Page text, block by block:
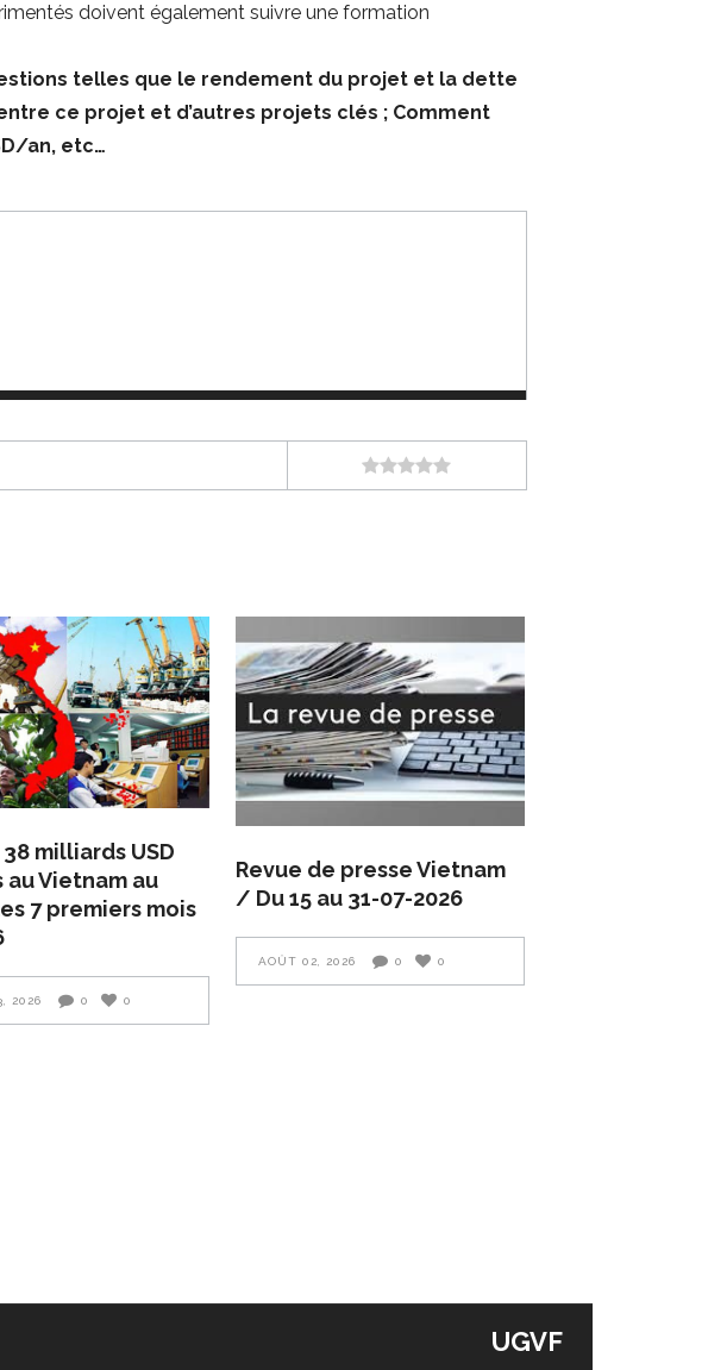
doivent également suivre une formation
telles que le rendement du projet et la dette
ce projet et d’autres projets clés ; Comment
an, etc…
milliards USD
au Vietnam au
7 premiers mois
2026 0 0
Revue de presse Vietnam
/ Du 15 au 31-07-2026
AOÛT 02, 2026 0 0
UGVF